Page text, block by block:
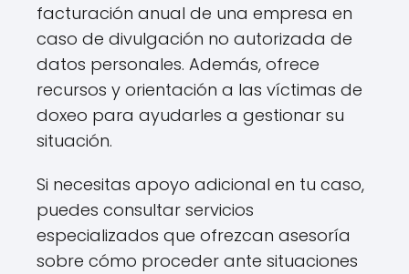
facturación anual de una empresa en
caso de divulgación no autorizada de
datos personales. Además, ofrece
recursos y orientación a las víctimas de
doxeo para ayudarles a gestionar su
situación.
Si necesitas apoyo adicional en tu caso,
puedes consultar servicios
especializados que ofrezcan asesoría
sobre cómo proceder ante situaciones